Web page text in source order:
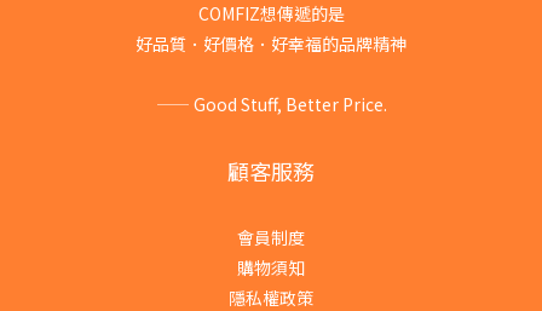
COMFIZ想傳遞的是
好品質．好價格．好幸福的品牌精神
—— Good Stuff, Better Price.
顧客服務
會員制度
購物須知
隱私權政策